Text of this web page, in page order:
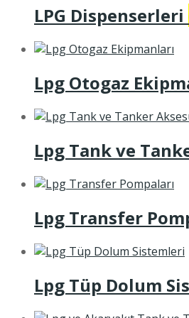
LPG Dispenserleri
Lpg Otogaz
Lpg Tank ve
Lpg Transfer
Lpg Tüp Dolum